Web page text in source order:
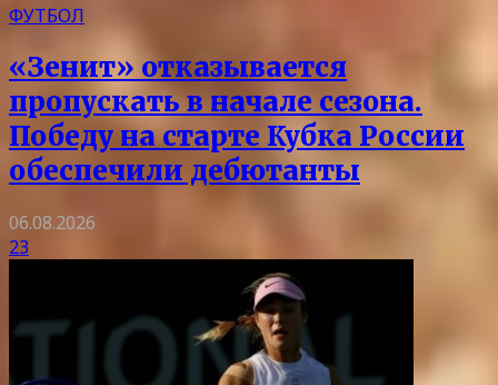
ФУТБОЛ
«Зенит» отказывается
пропускать в начале сезона.
Победу на старте Кубка России
обеспечили дебютанты
06.08.2026
23